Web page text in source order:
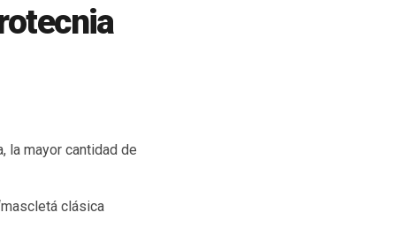
la mayor cantidad de
clásica